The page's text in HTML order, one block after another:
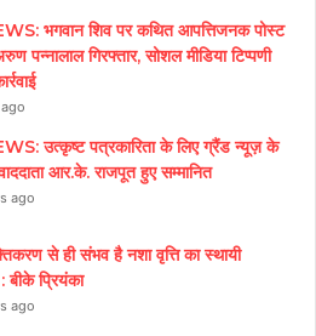
भगवान शिव पर कथित आपत्तिजनक पोस्ट
पन्नालाल गिरफ्तार, सोशल मीडिया टिप्पणी
उत्कृष्ट पत्रकारिता के लिए ग्रैंड न्यूज़ के
आर.के. राजपूत हुए सम्मानित
ago
से ही संभव है नशा वृत्ति का स्थायी
बीके प्रियंका
ago